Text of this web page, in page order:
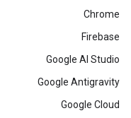
Chrome
Firebase
Google AI Studio
Google Antigravity
Google Cloud